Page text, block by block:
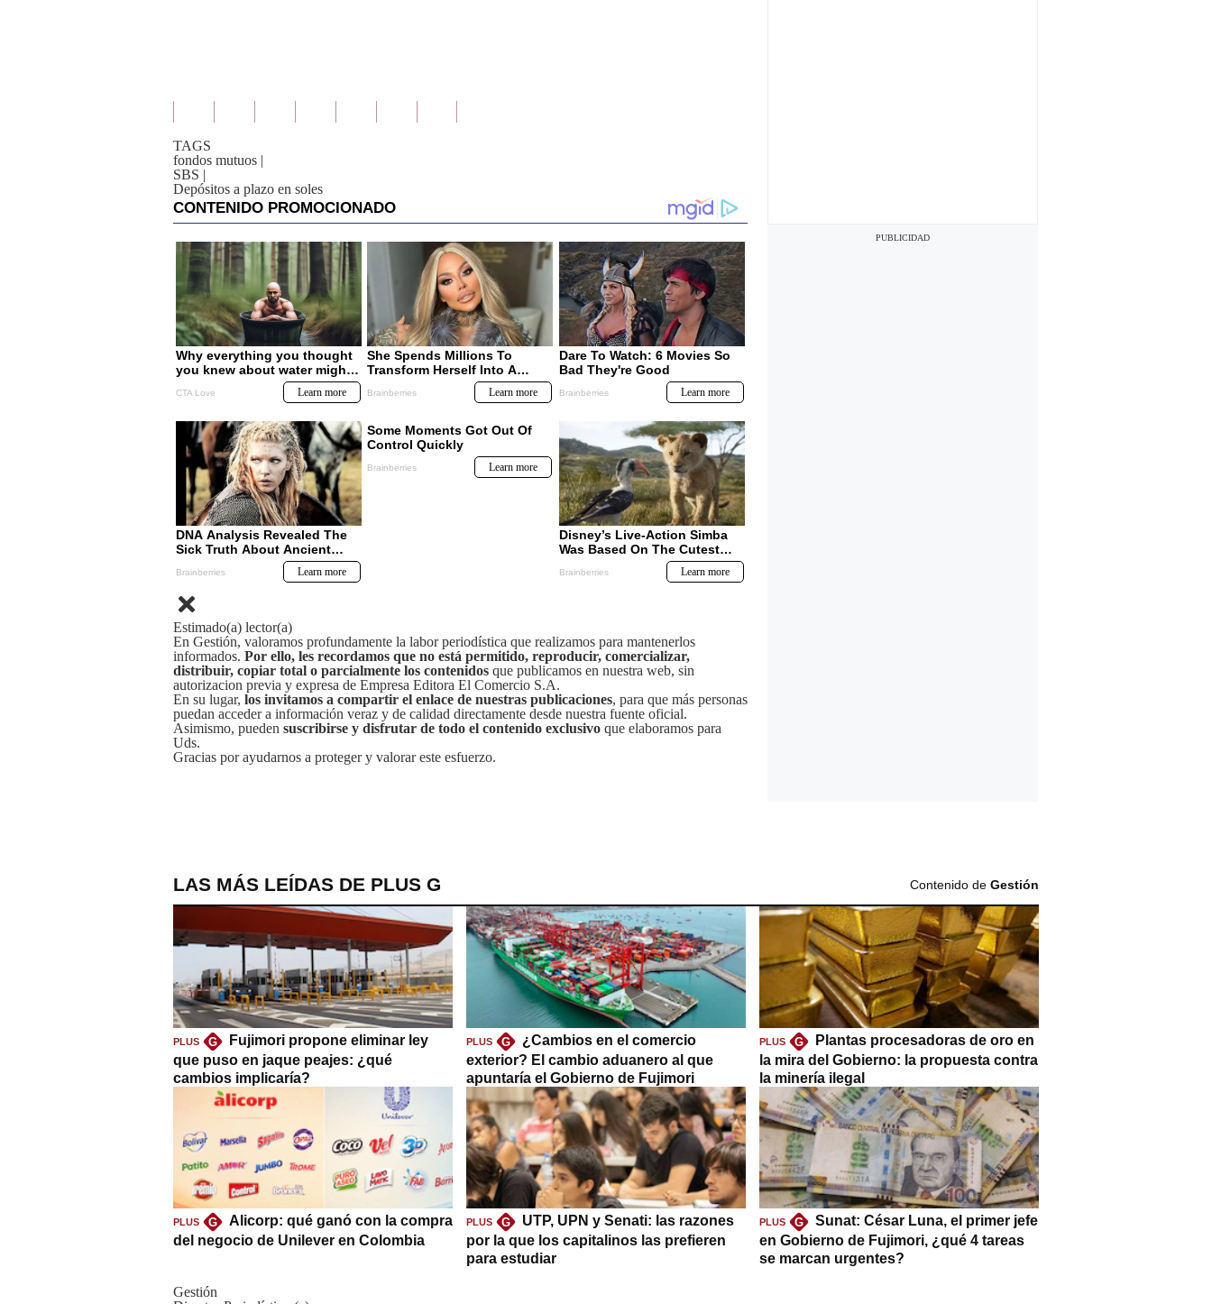
TAGS
fondos mutuos |
SBS |
Depósitos a plazo en soles
Estimado(a) lector(a)
En Gestión, valoramos profundamente la labor periodística que realizamos para mantenerlos
informados. Por ello, les recordamos que no está permitido, reproducir, comercializar,
distribuir, copiar total o parcialmente los contenidos que publicamos en nuestra web, sin
autorizacion previa y expresa de Empresa Editora El Comercio S.A.
En su lugar, los invitamos a compartir el enlace de nuestras publicaciones, para que más personas
puedan acceder a información veraz y de calidad directamente desde nuestra fuente oficial.
Asimismo, pueden suscribirse y disfrutar de todo el contenido exclusivo que elaboramos para
Uds.
Gracias por ayudarnos a proteger y valorar este esfuerzo.
LAS MÁS LEÍDAS DE PLUS G Contenido de Gestión
PLUS G
Fujimori propone eliminar ley
que puso en jaque peajes: ¿qué
cambios implicaría?
PLUS G
¿Cambios en el comercio
exterior? El cambio aduanero al que
apuntaría el Gobierno de Fujimori
PLUS G
Plantas procesadoras de oro en
la mira del Gobierno: la propuesta contra
la minería ilegal
PLUS G
Alicorp: qué ganó con la compra
del negocio de Unilever en Colombia
PLUS G
UTP, UPN y Senati: las razones
por la que los capitalinos las prefieren
para estudiar
PLUS G
Sunat: César Luna, el primer jefe
en Gobierno de Fujimori, ¿qué 4 tareas
se marcan urgentes?
Gestión